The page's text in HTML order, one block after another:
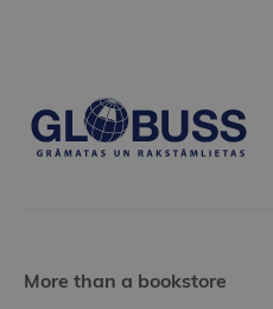
More than a bookstore